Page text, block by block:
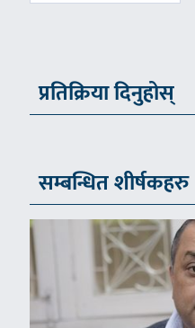
प्रतिक्रिया दिनुहोस्
सम्बन्धित शीर्षकहरु